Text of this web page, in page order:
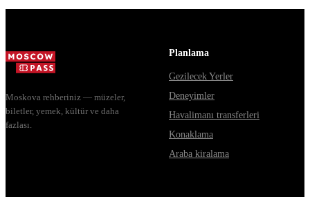
Москвы через
расходятся в
Moskova rehberiniz — müzeler,
biletler, yemek, kültür ve daha
fazlası.
Planlama
Gezilecek Yerler
Deneyimler
Havalimanı transferleri
Konaklama
Araba kiralama